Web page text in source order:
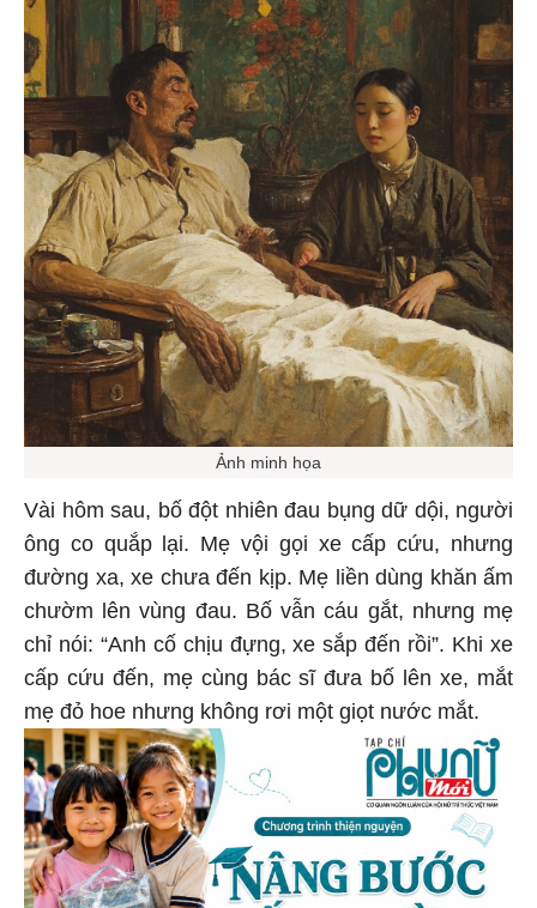
Ảnh minh họa
Vài hôm sau, bố đột nhiên đau bụng dữ dội, người
ông co quắp lại. Mẹ vội gọi xe cấp cứu, nhưng
đường xa, xe chưa đến kịp. Mẹ liền dùng khăn ấm
chườm lên vùng đau. Bố vẫn cáu gắt, nhưng mẹ
chỉ nói: “Anh cố chịu đựng, xe sắp đến rồi”. Khi xe
cấp cứu đến, mẹ cùng bác sĩ đưa bố lên xe, mắt
mẹ đỏ hoe nhưng không rơi một giọt nước mắt.